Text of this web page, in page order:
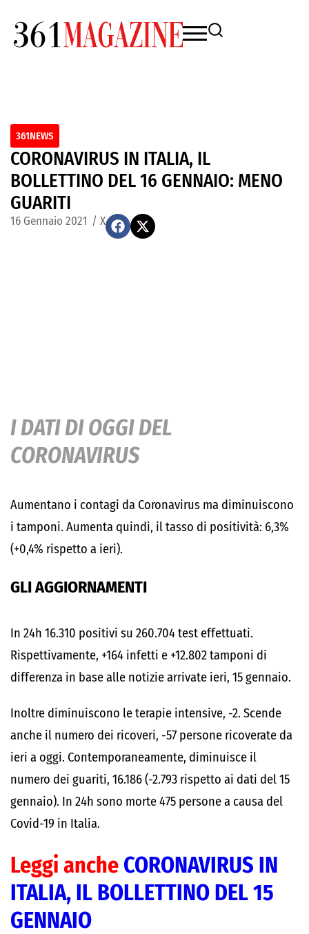
361NEWS
CORONAVIRUS IN ITALIA, IL
BOLLETTINO DEL 16 GENNAIO: MENO
GUARITI
16 Gennaio 2021 / X
I DATI DI OGGI DEL
CORONAVIRUS
Aumentano i contagi da Coronavirus ma diminuiscono
i tamponi. Aumenta quindi, il tasso di positività: 6,3%
(+0,4% rispetto a ieri).
GLI AGGIORNAMENTI
In 24h 16.310 positivi su 260.704 test effettuati.
Rispettivamente, +164 infetti e +12.802 tamponi di
differenza in base alle notizie arrivate ieri, 15 gennaio.
Inoltre diminuiscono le terapie intensive, -2. Scende
anche il numero dei ricoveri, -57 persone ricoverate da
ieri a oggi. Contemporaneamente, diminuisce il
numero dei guariti, 16.186 (-2.793 rispetto ai dati del 15
gennaio). In 24h sono morte 475 persone a causa del
Covid-19 in Italia.
Leggi anche CORONAVIRUS IN
ITALIA, IL BOLLETTINO DEL 15
GENNAIO